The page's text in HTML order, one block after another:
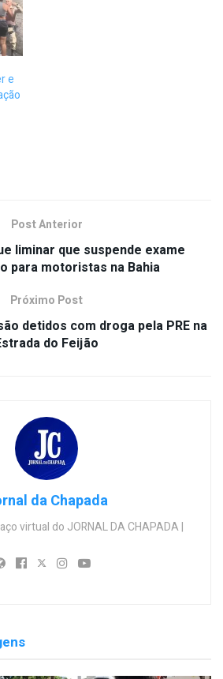
e
Post Anterior
liminar que suspende exame
para motoristas na Bahia
Próximo Post
detidos com droga pela PRE na
do Feijão
da Chapada
virtual do JORNAL DA CHAPADA |